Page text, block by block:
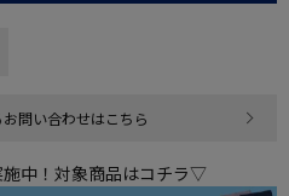
問い合わせはこちら
中！対象商品はコチラ▽